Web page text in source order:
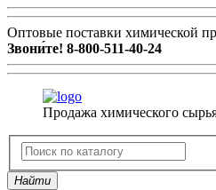
Оптовые поставки химической
Звони́те! 8-800-511-40-24
Продажа химического
Найти